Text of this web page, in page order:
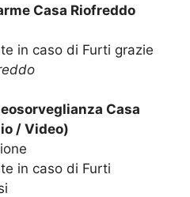
Casa Riofreddo
in caso di Furti grazie
Casa
/ Video)
in caso di Furti